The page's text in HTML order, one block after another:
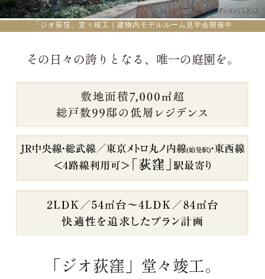
「ジオ荻窪」堂々竣工｜建物内モデルルーム見学会開催中
その日々の誇りとなる、唯一の庭園を。
「ジオ荻窪」堂々竣工。